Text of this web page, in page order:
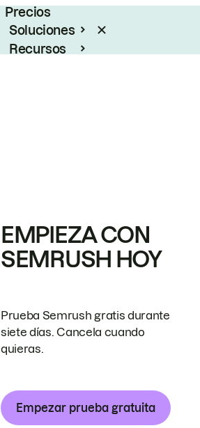
Precios
Soluciones
Recursos
EMPIEZA CON
SEMRUSH HOY
Prueba Semrush gratis durante
siete días. Cancela cuando
quieras.
Empezar prueba gratuita